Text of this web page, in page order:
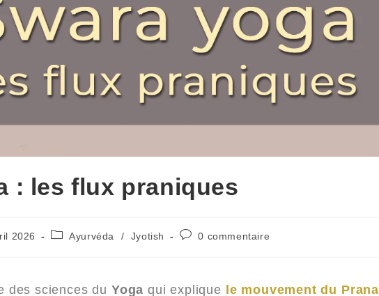
: les flux praniques
2026 Ayurvéda / Jyotish 0 commentaire
des sciences du Yoga qui explique le mouvement du Prana